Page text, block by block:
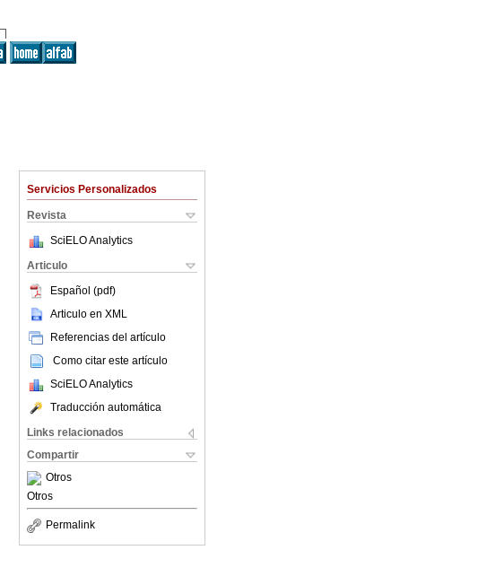
Servicios Personalizados
Revista
SciELO Analytics
Articulo
Español (pdf)
Articulo en XML
Referencias del artículo
Como citar este artículo
SciELO Analytics
Traducción automática
Links relacionados
Compartir
Otros
Otros
Permalink